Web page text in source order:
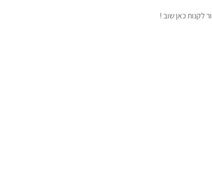
לקנות כאן שוב !